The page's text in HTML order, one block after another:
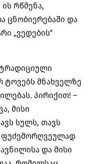
ის რწმენა,
ცნობიერებაში და
„ვედების“
ტრადიციული
ტოვებს მნახველზე
პირიქით! –
მისი
სულს, თავს
და მისი